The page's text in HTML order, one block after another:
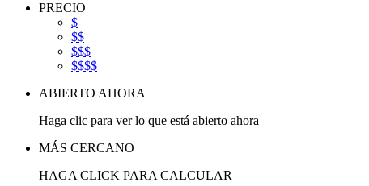
PRECIO
$
$$
$$$
$$$$
ABIERTO AHORA
Haga clic para ver lo que está abierto ahora
MÁS CERCANO
HAGA CLICK PARA CALCULAR